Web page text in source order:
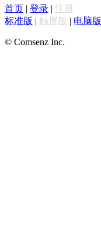
首页 | 登录 | 注册
标准版 | 触屏版 | 电脑版
© Comsenz Inc.